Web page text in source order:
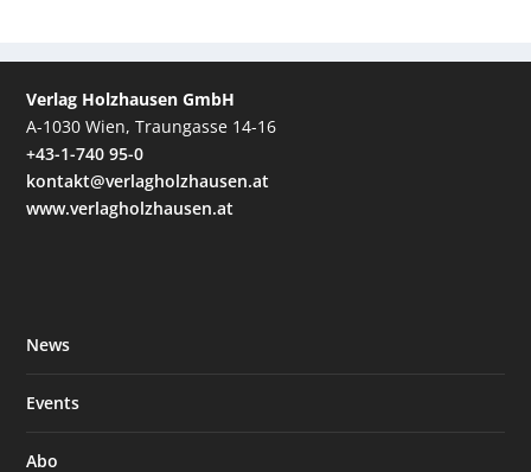
Verlag Holzhausen GmbH
A-1030 Wien, Traungasse 14-16
+43-1-740 95-0
kontakt@verlagholzhausen.at
www.verlagholzhausen.at
News
Events
Abo